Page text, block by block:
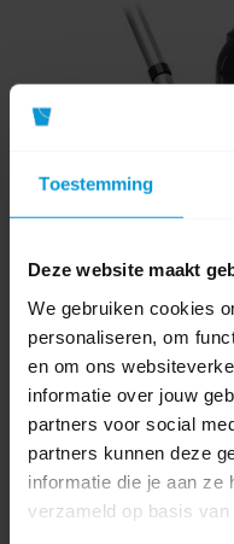
Toestemming
Deze website maakt
We gebruiken cookies
personaliseren, om
en om ons
informatie over jouw
partners voor social
partners kunnen deze
informatie die je aan ze
verzameld op basis
Numatic Waterzuiger